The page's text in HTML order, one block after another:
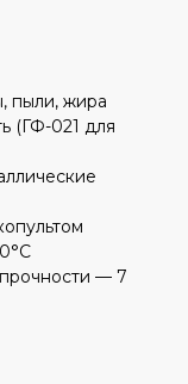
пыли, жира
(ГФ-021 для
— 7